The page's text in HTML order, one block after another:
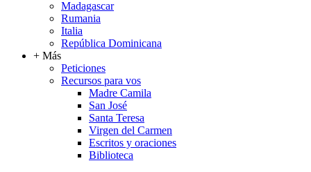
Madagascar
Rumania
Italia
República Dominicana
+ Más
Peticiones
Recursos para vos
Madre Camila
San José
Santa Teresa
Virgen del Carmen
Escritos y oraciones
Biblioteca